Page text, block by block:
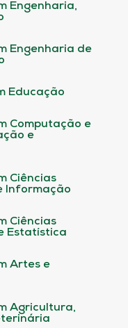
Engenharia,
Engenharia de
Educação
Computação e
e
Ciências
Informação
Ciências
Estatística
Artes e
Agricultura,